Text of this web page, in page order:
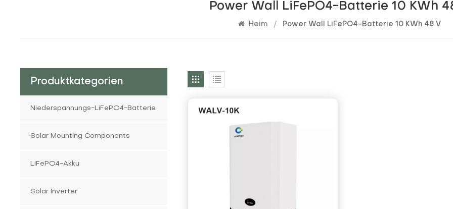
Power Wall LiFePO4-Batterie 10 KWh
Heim / Power Wall LiFePO4-Batterie 10 KWh 48 V
Produktkategorien
Niederspannungs-LiFePO4-Batterie
Solar Mounting Components
LiFePO4-Akku
Solar Inverter